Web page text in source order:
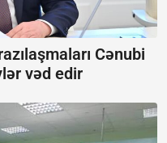
Cənubi
vəd edir